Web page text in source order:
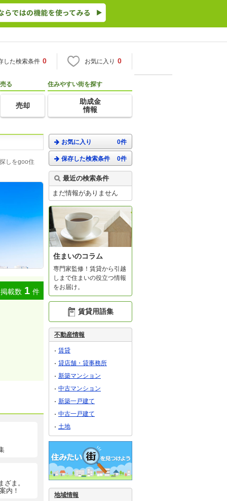
した検索条件 0 お気に入り 0
売る
売却
住みやすい街を探す
助成金
情報
しをgoo住
掲載数 1 件
ま。
内！
お気に入り 0件
保存した検索条件 0件
最近の検索条件
まだ情報がありません
住まいのコラム
専門家監修！賃貸から引越
しまで住まいの役立つ情報
をお届け。
賃貸用語集
不動産情報
賃貸
貸店舗・貸事務所
新築マンション
中古マンション
新築一戸建て
中古一戸建て
土地
地域情報